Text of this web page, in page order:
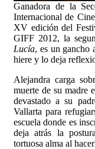
Ganadora de la
Internacional de
XV edición del
GIFF 2012, la
Lucía, es un gancho
hiere y lo deja
Alejandra carga
muerte de su madre
devastado a su
Vallarta para
escuela donde es
deja atrás la
tortuosa alma al